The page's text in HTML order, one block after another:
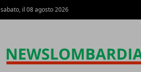
sabato, il 08 agosto 2026